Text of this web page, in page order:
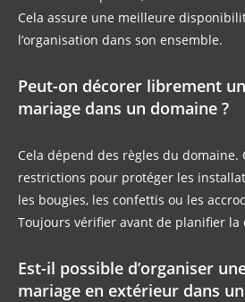
Cela assure une meilleure
l’organisation dans son ensemble.
Peut-on décorer librement
mariage dans un domaine ?
Cela dépend des règles du domaine.
restrictions pour protéger les
les bougies, les confettis ou les
Toujours vérifier avant de planifier la
Est-il possible d’organiser
mariage en extérieur dans